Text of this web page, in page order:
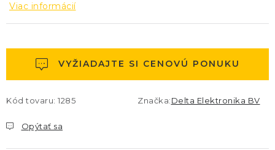
Viac informácií
VYŽIADAJTE SI CENOVÚ PONUKU
Kód tovaru: 1285 Značka:Delta Elektronika BV
Opýtať sa